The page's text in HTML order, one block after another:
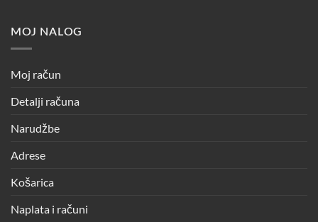
MOJ NALOG
Moj račun
Detalji računa
Narudžbe
Adrese
Košarica
Naplata i računi